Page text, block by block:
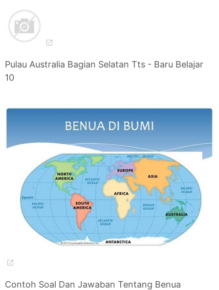
Pulau Australia Bagian Selatan Tts - Baru Belajar
10
Contoh Soal Dan Jawaban Tentang Benua